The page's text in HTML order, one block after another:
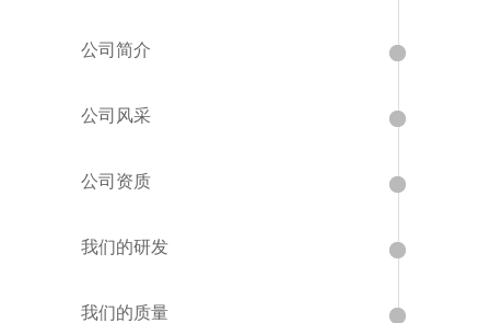
公司简介
公司风采
公司资质
我们的研发
我们的质量